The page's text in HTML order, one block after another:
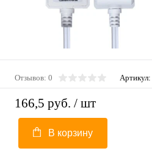
Отзывов: 0 Артикул:
166,5 руб. / шт
В корзину